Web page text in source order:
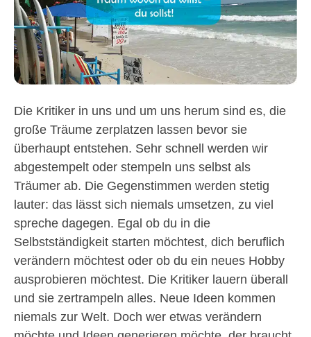
Die Kritiker in uns und um uns herum sind es, die
große Träume zerplatzen lassen bevor sie
überhaupt entstehen. Sehr schnell werden wir
abgestempelt oder stempeln uns selbst als
Träumer ab. Die Gegenstimmen werden stetig
lauter: das lässt sich niemals umsetzen, zu viel
spreche dagegen. Egal ob du in die
Selbstständigkeit starten möchtest, dich beruflich
verändern möchtest oder ob du ein neues Hobby
ausprobieren möchtest. Die Kritiker lauern überall
und sie zertrampeln alles. Neue Ideen kommen
niemals zur Welt. Doch wer etwas verändern